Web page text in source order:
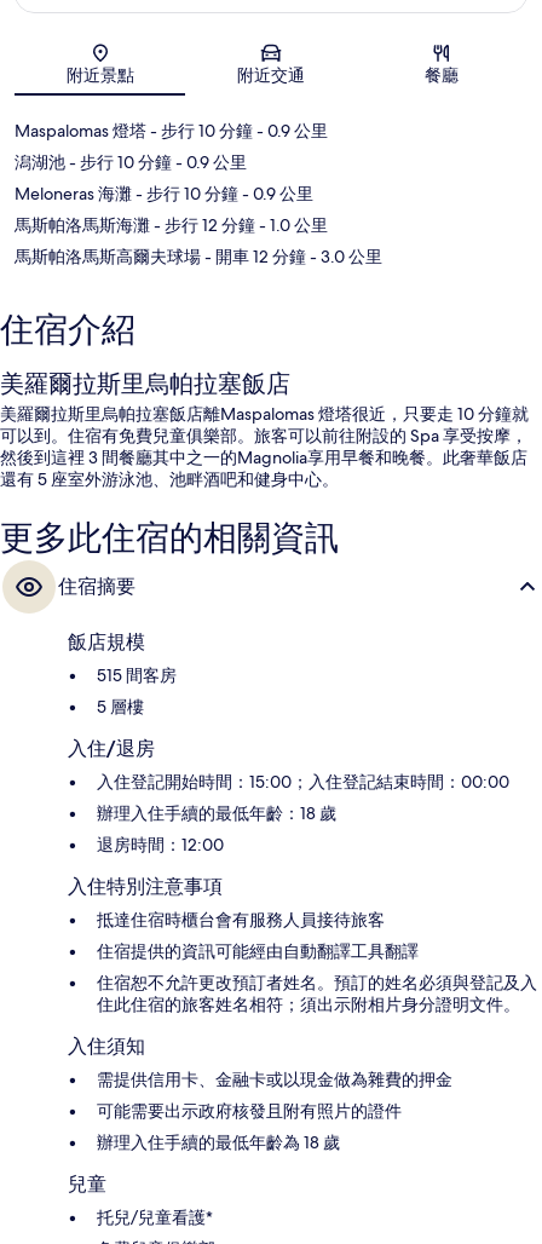
附近景點 附近交通 餐廳
Maspalomas 燈塔- 步行 10 分鐘- 0.9 公里
潟湖池- 步行 10 分鐘- 0.9 公里
Meloneras 海灘- 步行 10 分鐘- 0.9 公里
馬斯帕洛馬斯海灘- 步行 12 分鐘- 1.0 公里
馬斯帕洛馬斯高爾夫球場- 開車 12 分鐘- 3.0 公里
住宿介紹
美羅爾拉斯里烏帕拉塞飯店
美羅爾拉斯里烏帕拉塞飯店離Maspalomas 燈塔很近，只要走 10 分鐘就
可以到。住宿有免費兒童俱樂部。旅客可以前往附設的 Spa 享受按摩，
然後到這裡 3 間餐廳其中之一的Magnolia享用早餐和晚餐。此奢華飯店
還有 5 座室外游泳池、池畔酒吧和健身中心。
更多此住宿的相關資訊
住宿摘要
飯店規模
515 間客房
5 層樓
入住/退房
入住登記開始時間：15:00；入住登記結束時間：00:00
辦理入住手續的最低年齡：18 歲
退房時間：12:00
入住特別注意事項
抵達住宿時櫃台會有服務人員接待旅客
住宿提供的資訊可能經由自動翻譯工具翻譯
住宿恕不允許更改預訂者姓名。預訂的姓名必須與登記及入
住此住宿的旅客姓名相符；須出示附相片身分證明文件。
入住須知
需提供信用卡、金融卡或以現金做為雜費的押金
可能需要出示政府核發且附有照片的證件
辦理入住手續的最低年齡為 18 歲
兒童
托兒/兒童看護*